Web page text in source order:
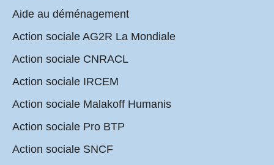
Aide au déménagement
Action sociale AG2R La Mondiale
Action sociale CNRACL
Action sociale IRCEM
Action sociale Malakoff Humanis
Action sociale Pro BTP
Action sociale SNCF